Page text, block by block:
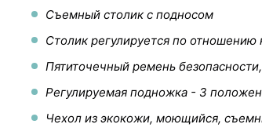
Съемный столик с подносом
Столик регулируется по
Пятиточечный ремень
Регулируемая подножка - 3
Чехол из экокожи, моющийся,